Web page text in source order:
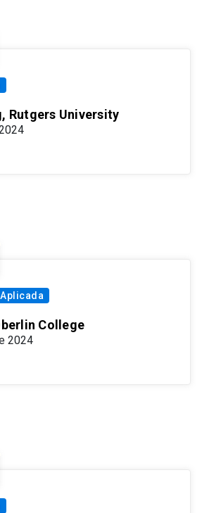
Rutgers University
College
2024